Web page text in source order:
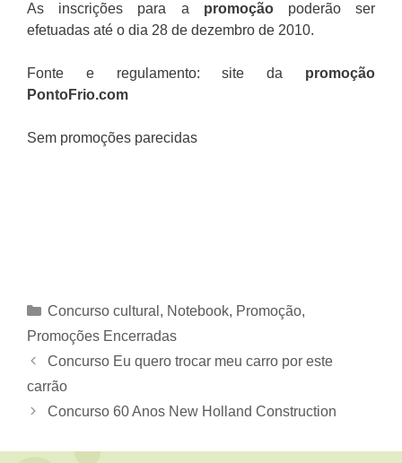
As inscrições para a promoçãopoderão ser
efetuadas até o dia 28 de dezembro de 2010.
Fonte e regulamento: site da promoção
PontoFrio.com
Sem promoções parecidas
Categorias
Concurso cultural , Notebook, Promoção,
Promoções Encerradas
Concurso Eu quero trocar meu carro por este
carrão
Concurso 60 Anos New Holland Construction